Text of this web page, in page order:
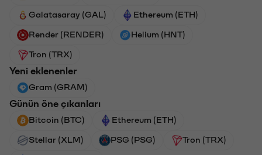
Galatasaray (GAL) Ethereum (ETH)
Render (RENDER) Helium (HNT)
Tron (TRX)
Yeni eklenenler
Gram (GRAM)
Günün öne çıkanları
Bitcoin (BTC) Ethereum (ETH)
Stellar (XLM) PSG (PSG) Tron (TRX)